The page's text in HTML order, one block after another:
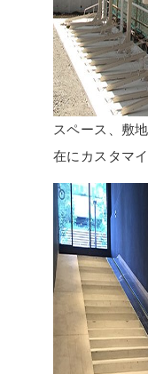
スペース、敷
在にカスタマ